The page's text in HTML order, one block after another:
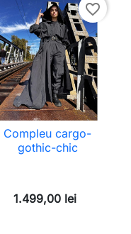
favorite_border
Compleu cargo-
gothic-chic
1.499,00 lei